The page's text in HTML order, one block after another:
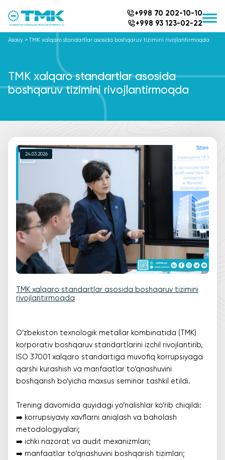
+998 70 202-10-10
+998 93 123-02-22
Asosiy >TMK xalqaro standartlar asosida boshqaruv tizimini rivojlantirmoqda
TMK xalqaro standartlar asosida
boshqaruv tizimini rivojlantirmoqda
24.03.2026
TMK xalqaro standartlar asosida boshqaruv tizimini
rivojlantirmoqda
O‘zbekiston texnologik metallar kombinatida (TMK)
korporativ boshqaruv standartlarini izchil rivojlantirib,
ISO 37001 xalqaro standartiga muvofiq korrupsiyaga
qarshi kurashish va manfaatlar to‘qnashuvini
boshqarish bo‘yicha maxsus seminar tashkil etildi.
Trening davomida quyidagi yo‘nalishlar ko‘rib chiqildi:
➡️ korrupsiyaviy xavflarni aniqlash va baholash
metodologiyalari;
➡️ ichki nazorat va audit mexanizmlari;
➡️ manfaatlar to‘qnashuvini boshqarish tizimlari;